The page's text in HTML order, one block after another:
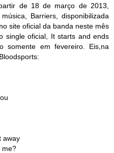
de 18 de março de 2013,
Barriers, disponibilizada
site oficial da banda neste mês
single oficial, It starts and ends
somente em fevereiro. Eis,na
away
me?